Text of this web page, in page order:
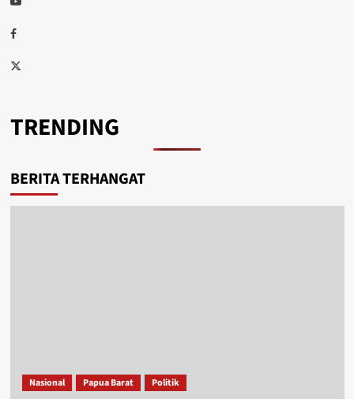
Facebook
Twitter
TRENDING
BERITA TERHANGAT
Nasional Papua Barat Politik